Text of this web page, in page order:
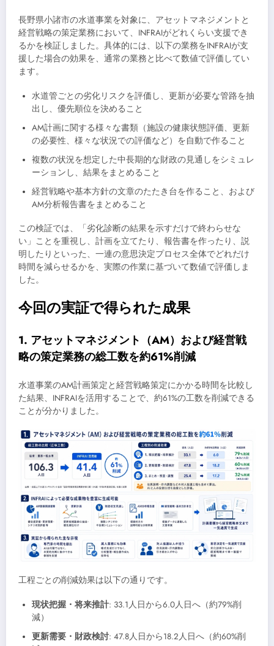
長野県小諸市の水道事業を対象に、アセットマネジメントと
経営戦略の策定業務において、INFRAIがどれくらい支援でき
るかを検証しました。具体的には、以下の業務をINFRAIが支
援した場合の効果を、通常の業務と比べて数値で評価してい
ます。
水道管ごとの劣化リスクを評価し、更新が必要な管路を抽
出し、優先順位を決めること
AM計画に関する様々な書類（施設の健康状態評価、更新
の必要性、様々な状況での評価など）を自動で作ること
複数の状況を想定した中長期的な財政の見通しをシミュレ
ーションし、結果をまとめること
経営戦略や基本方針の文章のたたき台を作ること、および
AM分析報告書をまとめること
この検証では、「劣化診断の結果を示すだけで終わらせな
い」ことを重視し、計画を立てたり、報告書を作ったり、説
明したりといった、一連の意思決定プロセス全体でどれだけ
時間を減らせるかを、実際の作業に基づいて数値で評価しま
した。
今回の実証で得られた成果
1. アセットマネジメント（AM）および経営戦
略の策定業務の総工数を約61%削減
水道事業のAM計画策定と経営戦略策定にかかる時間を比較し
た結果、INFRAIを活用することで、約61%の工数を削減できる
ことが分かりました。
工程ごとの削減効果は以下の通りです。
現状把握・将来推計: 33.1人日から6.0人日へ（約79%削
減）
更新需要・財政検討: 47.8人日から18.2人日へ（約60%削